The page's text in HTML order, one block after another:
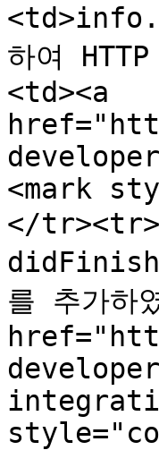
하여
<td><a
<mark
</
를 추가하